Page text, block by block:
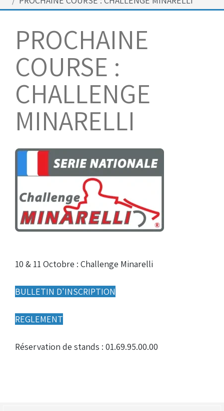
PROCHAINE
COURSE :
CHALLENGE
MINARELLI
10 & 11 Octobre : Challenge Minarelli
BULLETIN D'INSCRIPTION
REGLEMENT
Réservation de stands : 01.69.95.00.00
Bénévoles
Les 50 ans du club
Dons aux associations
Accès au circuit
Chronos et Rapports
Horaires d'ouverture
Equipements Vidéo